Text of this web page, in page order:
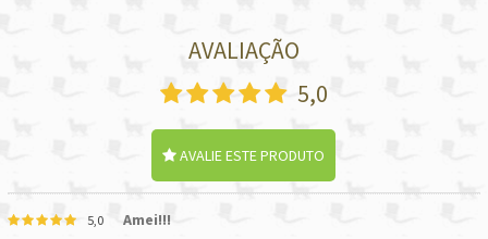
AVALIAÇÃO
5,0
AVALIE ESTE PRODUTO
5,0 Amei!!!